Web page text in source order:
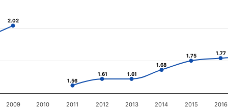
2.02
2.02
1.56
1.56
1.61
1.61 1.61
1.61
1.68
1.68
1.75
1.75 1.77
1.77
2009 2010 2011 2012 2013 2014 2015 2016